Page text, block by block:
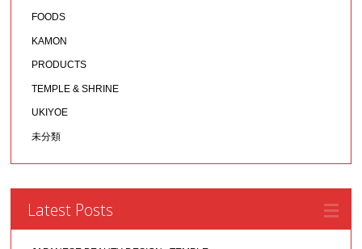
FOODS
KAMON
PRODUCTS
TEMPLE & SHRINE
UKIYOE
未分類
Latest Posts